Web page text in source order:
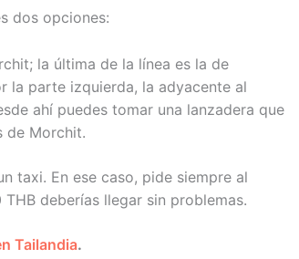
dos opciones:
la última de la línea es la de
la parte izquierda, la adyacente al
ahí puedes tomar una lanzadera que
de Morchit.
taxi. En ese caso, pide siempre al
deberías llegar sin problemas.
Tailandia.